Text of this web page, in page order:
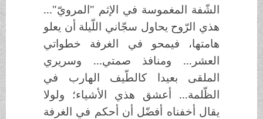
الشّفة المغموسة في الإثم "المرويّ"...
هذي الرّوح يحاول سجّاني اللّيلة أن يعلو
هامتها، فيمحو في الغرفة خطواتي
العشر... ومنافذ صمتي... وسريري
الملقى بعيدا كالطّيف الهارب في
الظّلمة... أعشق هذي الأشياء؛ ولولا
يقال أخفناه أفضّل أن أحكم في الغرفة